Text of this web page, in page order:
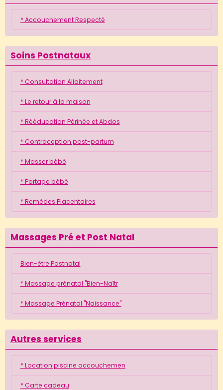
* Accouchement Respecté
Soins Postnataux
* Consultation Allaitement
* Le retour à la maison
* Rééducation Périnée et Abdos
* Contraception post-partum
* Masser bébé
* Portage bébé
* Remèdes Placentaires
Massages Pré et Post Natal
Bien-être Postnatal
* Massage prénatal "Bien-Naîtr
* Massage Prénatal "Naissance"
Autres services
* Location piscine accouchemen
* Carte cadeau